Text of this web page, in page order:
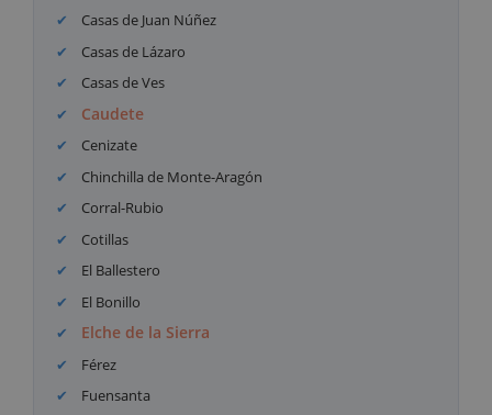
Casas de Juan Núñez
Casas de Lázaro
Casas de Ves
Caudete
Cenizate
Chinchilla de Monte-Aragón
Corral-Rubio
Cotillas
El Ballestero
El Bonillo
Elche de la Sierra
Férez
Fuensanta